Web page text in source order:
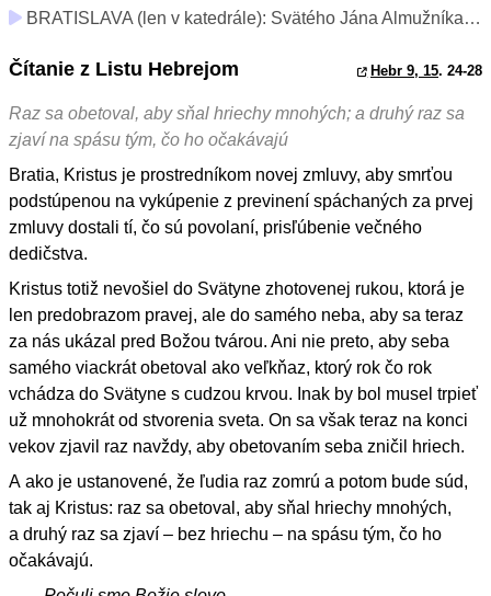
BRATISLAVA (len v katedrále): Svätého Jána Almužníka, biskupa (spomienka)
Čítanie z Listu Hebrejom Hebr 9, 15. 24-28
Raz sa obetoval, aby sňal hriechy mnohých; a druhý raz sa
zjaví na spásu tým, čo ho očakávajú
Bratia, Kristus je prostredníkom novej zmluvy, aby smrťou
podstúpenou na vykúpenie z previnení spáchaných za prvej
zmluvy dostali tí, čo sú povolaní, prisľúbenie večného
dedičstva.
Kristus totiž nevošiel do Svätyne zhotovenej rukou, ktorá je
len predobrazom pravej, ale do samého neba, aby sa teraz
za nás ukázal pred Božou tvárou. Ani nie preto, aby seba
samého viackrát obetoval ako veľkňaz, ktorý rok čo rok
vchádza do Svätyne s cudzou krvou. Inak by bol musel trpieť
už mnohokrát od stvorenia sveta. On sa však teraz na konci
vekov zjavil raz navždy, aby obetovaním seba zničil hriech.
A ako je ustanovené, že ľudia raz zomrú a potom bude súd,
tak aj Kristus: raz sa obetoval, aby sňal hriechy mnohých,
a druhý raz sa zjaví – bez hriechu – na spásu tým, čo ho
očakávajú.